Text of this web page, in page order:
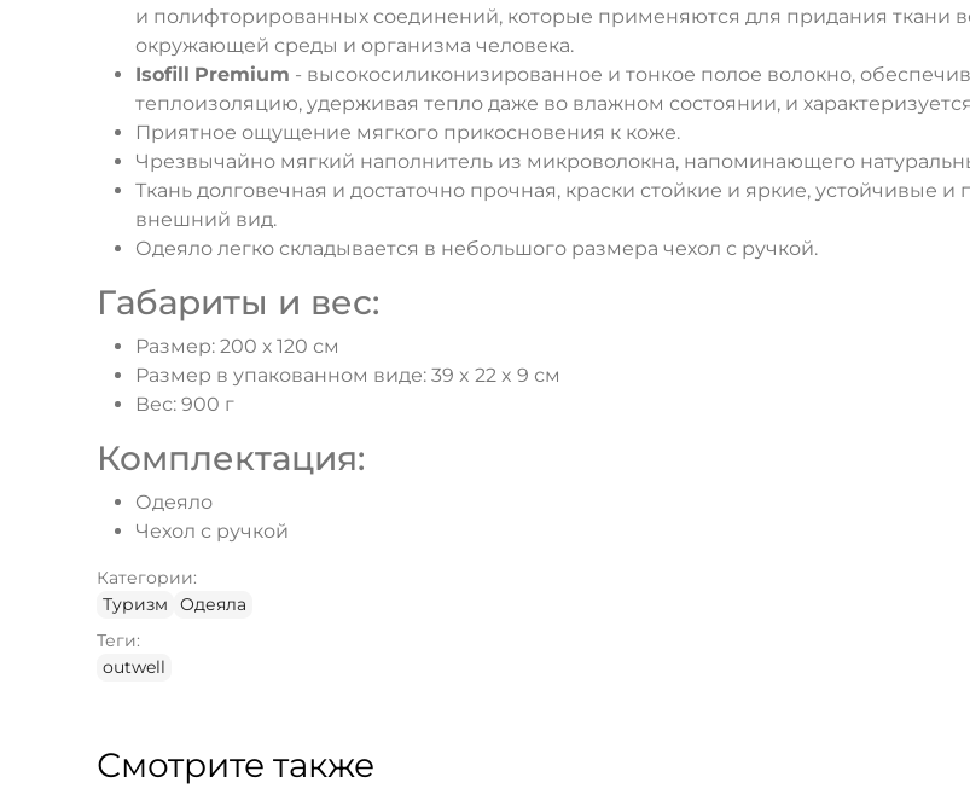
и полифторированных соединений, которые применяются для придания ткани
окружающей среды и организма человека.
Isofill Premium - высокосиликонизированное и тонкое полое волокно,
теплоизоляцию, удерживая тепло даже во влажном состоянии, и
Приятное ощущение мягкого прикосновения к коже.
Чрезвычайно мягкий наполнитель из микроволокна, напоминающего
Ткань долговечная и достаточно прочная, краски стойкие и яркие, устойчивые
внешний вид.
Одеяло легко складывается в небольшого размера чехол с ручкой.
Габариты и вес:
Размер: 200 х 120 см
Размер в упакованном виде: 39 x 22 x 9 см
Вес: 900 г
Комплектация:
Одеяло
Чехол с ручкой
Категории:
Туризм
Одеяла
Теги:
outwell
Смотрите также
ДА НЕТ